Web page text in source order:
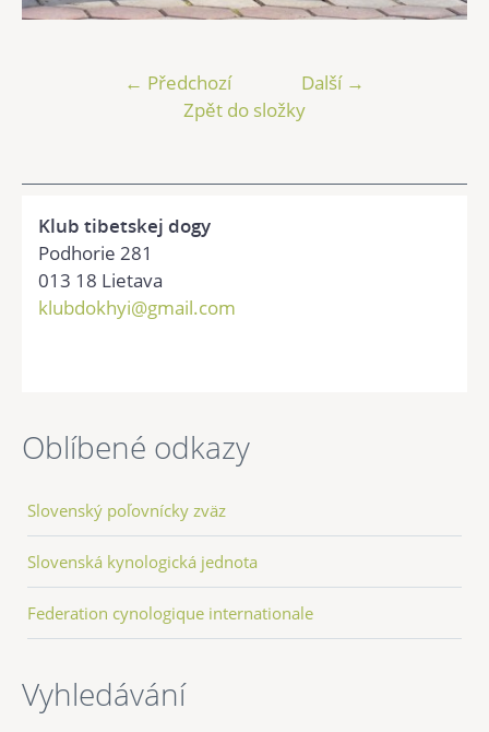
← Předchozí
Další →
Zpět do složky
Klub tibetskej dogy
Podhorie 281
013 18 Lietava
klubdokhyi@gmail.com
Oblíbené odkazy
Slovenský poľovnícky zväz
Slovenská kynologická jednota
Federation cynologique internationale
Vyhledávání